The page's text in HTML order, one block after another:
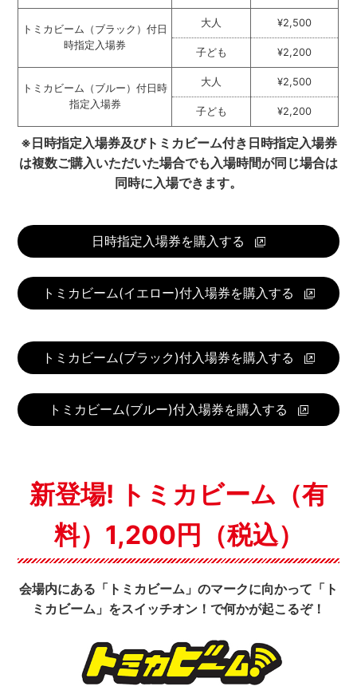
トミカビーム（ブラック）付日
時指定入場券
大人 ¥2,500
子ども ¥2,200
トミカビーム（ブルー）付日時
指定入場券
大人 ¥2,500
子ども ¥2,200
※日時指定入場券及びトミカビーム付き日時指定入場券
は複数ご購入いただいた場合でも入場時間が同じ場合は
同時に入場できます。
日時指定入場券を購入する
トミカビーム(イエロー)付入場券を購入する
トミカビーム(ブラック)付入場券を購入する
トミカビーム(ブルー)付入場券を購入する
新登場! トミカビーム（有
料）1,200円（税込）
会場内にある「トミカビーム」のマークに向かって「ト
ミカビーム」をスイッチオン！で何かが起こるぞ！